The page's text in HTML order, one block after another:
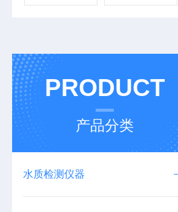
PRODUCT
产品分类
水质检测仪器